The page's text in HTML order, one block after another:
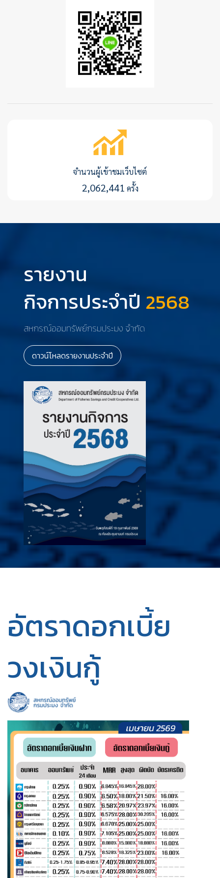
จำนวนผู้เข้าชมเว็บไซต์
2,062,441 ครั้ง
รายงาน
กิจการประจำปี 2568
สหกรณ์ออมทรัพย์กรมประมง จำกัด
ดาวน์โหลดรายงานประจำปี
อัตราดอกเบี้ย
วงเงินกู้